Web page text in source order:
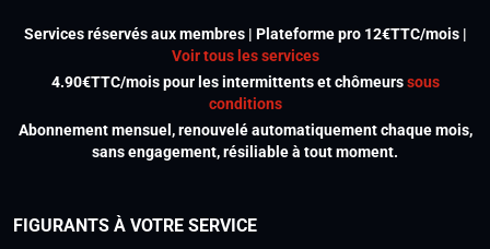
Services réservés aux membres | Plateforme pro 12€TTC/mois |
Voir tous les services
4.90€TTC/mois pour les intermittents et chômeurssous
conditions
Abonnement mensuel, renouvelé automatiquement chaque mois,
sans engagement, résiliable à tout moment.
FIGURANTS À VOTRE SERVICE